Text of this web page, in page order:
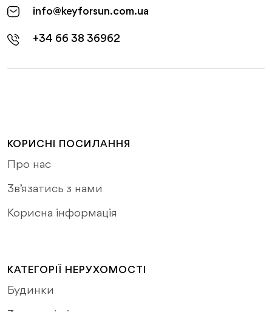
info@keyforsun.com.ua
+34 66 38 36962
КОРИСНІ ПОСИЛАННЯ
Про нас
Зв’язатись з нами
Корисна інформація
КАТЕГОРІЇ НЕРУХОМОСТІ
Будинки